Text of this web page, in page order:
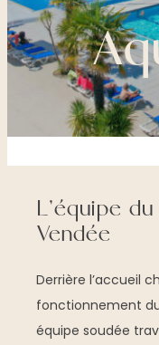
L’équipe
Vendée
Derrière l’accueil
fonctionnement
équipe soudée